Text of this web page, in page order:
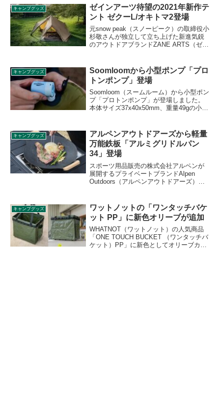
り、コナンや仲間たちが良く利用するお
店です。詳細をレビューします。
キャンプグッズ
ゼインアーツ待望の2021年新作テ
ント ゼクーL/オキトマ2登場
元snow peak（スノーピーク）の取締役小
杉敬さんが独立して立ち上げた新進気鋭
のアウトドアブランドZANE ARTS（ゼイ
す。詳細をレビューします。
キャンプグッズ
Soomloomから小型ポンプ「プロ
トンポンプ」登場
Soomloom（スームルーム）から小型ポン
プ「プロトンポンプ」が登場しました。
本体サイズ37x40x50mm、重量49gの小型
エアーマットの空気注入などに便利なア
イテムです。詳細をレビューします。
キャンプグッズ
アルペンアウトドアーズから軽量
万能鉄板「アルミグリドルパン
34」登場
スポーツ用品販売の株式会社アルペンが
展開するプライベートブランドAlpen
Outdoors（アルペンアウトドアーズ）か
脂加工コーティングが施されており、天
然木ハンドルと収納袋付きの3点セットで
す。詳細をレビューします。
キャンプグッズ
ワットノットの「ワンタッチバケ
ット PP」に新色オリーブが追加
WHATNOT（ワットノット）の人気商品
「ONE TOUCH BUCKET （ワンタッチバ
ケット）PP」に新色としてオリーブカラ